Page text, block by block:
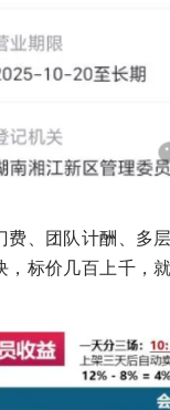
、团队计酬、多
标价几百上千，